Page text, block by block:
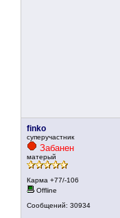
finko
суперучастник
Забанен
матерый
Карма +77/-106
Offline
Сообщений: 30934